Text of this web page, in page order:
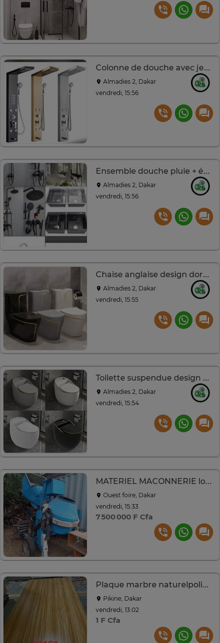
Colonne de douche avec jets massants
Almadies 2, Dakar
vendredi, 15:56
Ensemble douche pluie + évier inox double bac design
Almadies 2, Dakar
vendredi, 15:56
Chaise anglaise design doré noir gris blanc ergonomique
Almadies 2, Dakar
vendredi, 15:55
Toilette suspendue design épuré blanc/noir doré/gris
Almadies 2, Dakar
vendredi, 15:54
MATERIEL MACONNERIE lot complet ou ventes séparées
Ouest foire, Dakar
vendredi, 15:33
7 500 000 F Cfa
Plaque marbre naturelpolie grande taille
Pikine, Dakar
vendredi, 13:02
1 F Cfa